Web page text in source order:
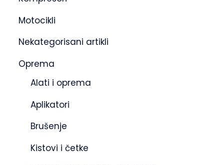
Motocikli
Nekategorisani artikli
Oprema
Alati i oprema
Aplikatori
Brušenje
Kistovi i četke